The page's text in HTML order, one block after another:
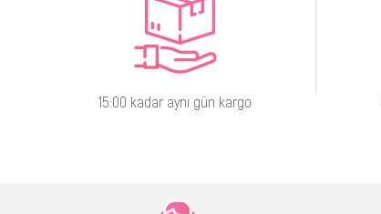
15:00 kadar aynı gün kargo